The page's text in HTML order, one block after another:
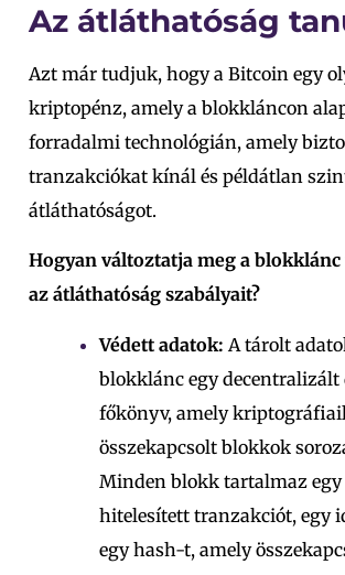
Az átláthatóság
Azt már tudjuk, hogy a Bitcoin egy
kriptopénz, amely a blokkláncon
forradalmi technológián, amely
tranzakciókat kínál és példátlan
átláthatóságot.
Hogyan változtatja meg a
az átláthatóság szabályait?
Védett adatok: A tárolt
blokklánc egy
főkönyv, amely
összekapcsolt blokkok
Minden blokk tartalmaz egy
hitelesített tranzakciót, egy
egy hash-t, amely